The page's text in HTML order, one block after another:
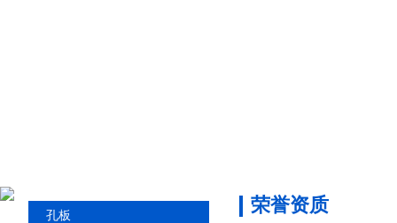
孔板 荣誉资质